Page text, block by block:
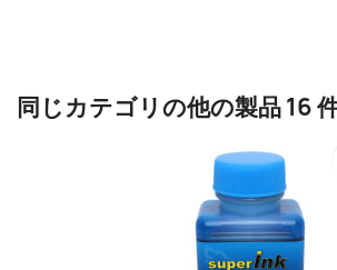
同じカテゴリの他の製品 16